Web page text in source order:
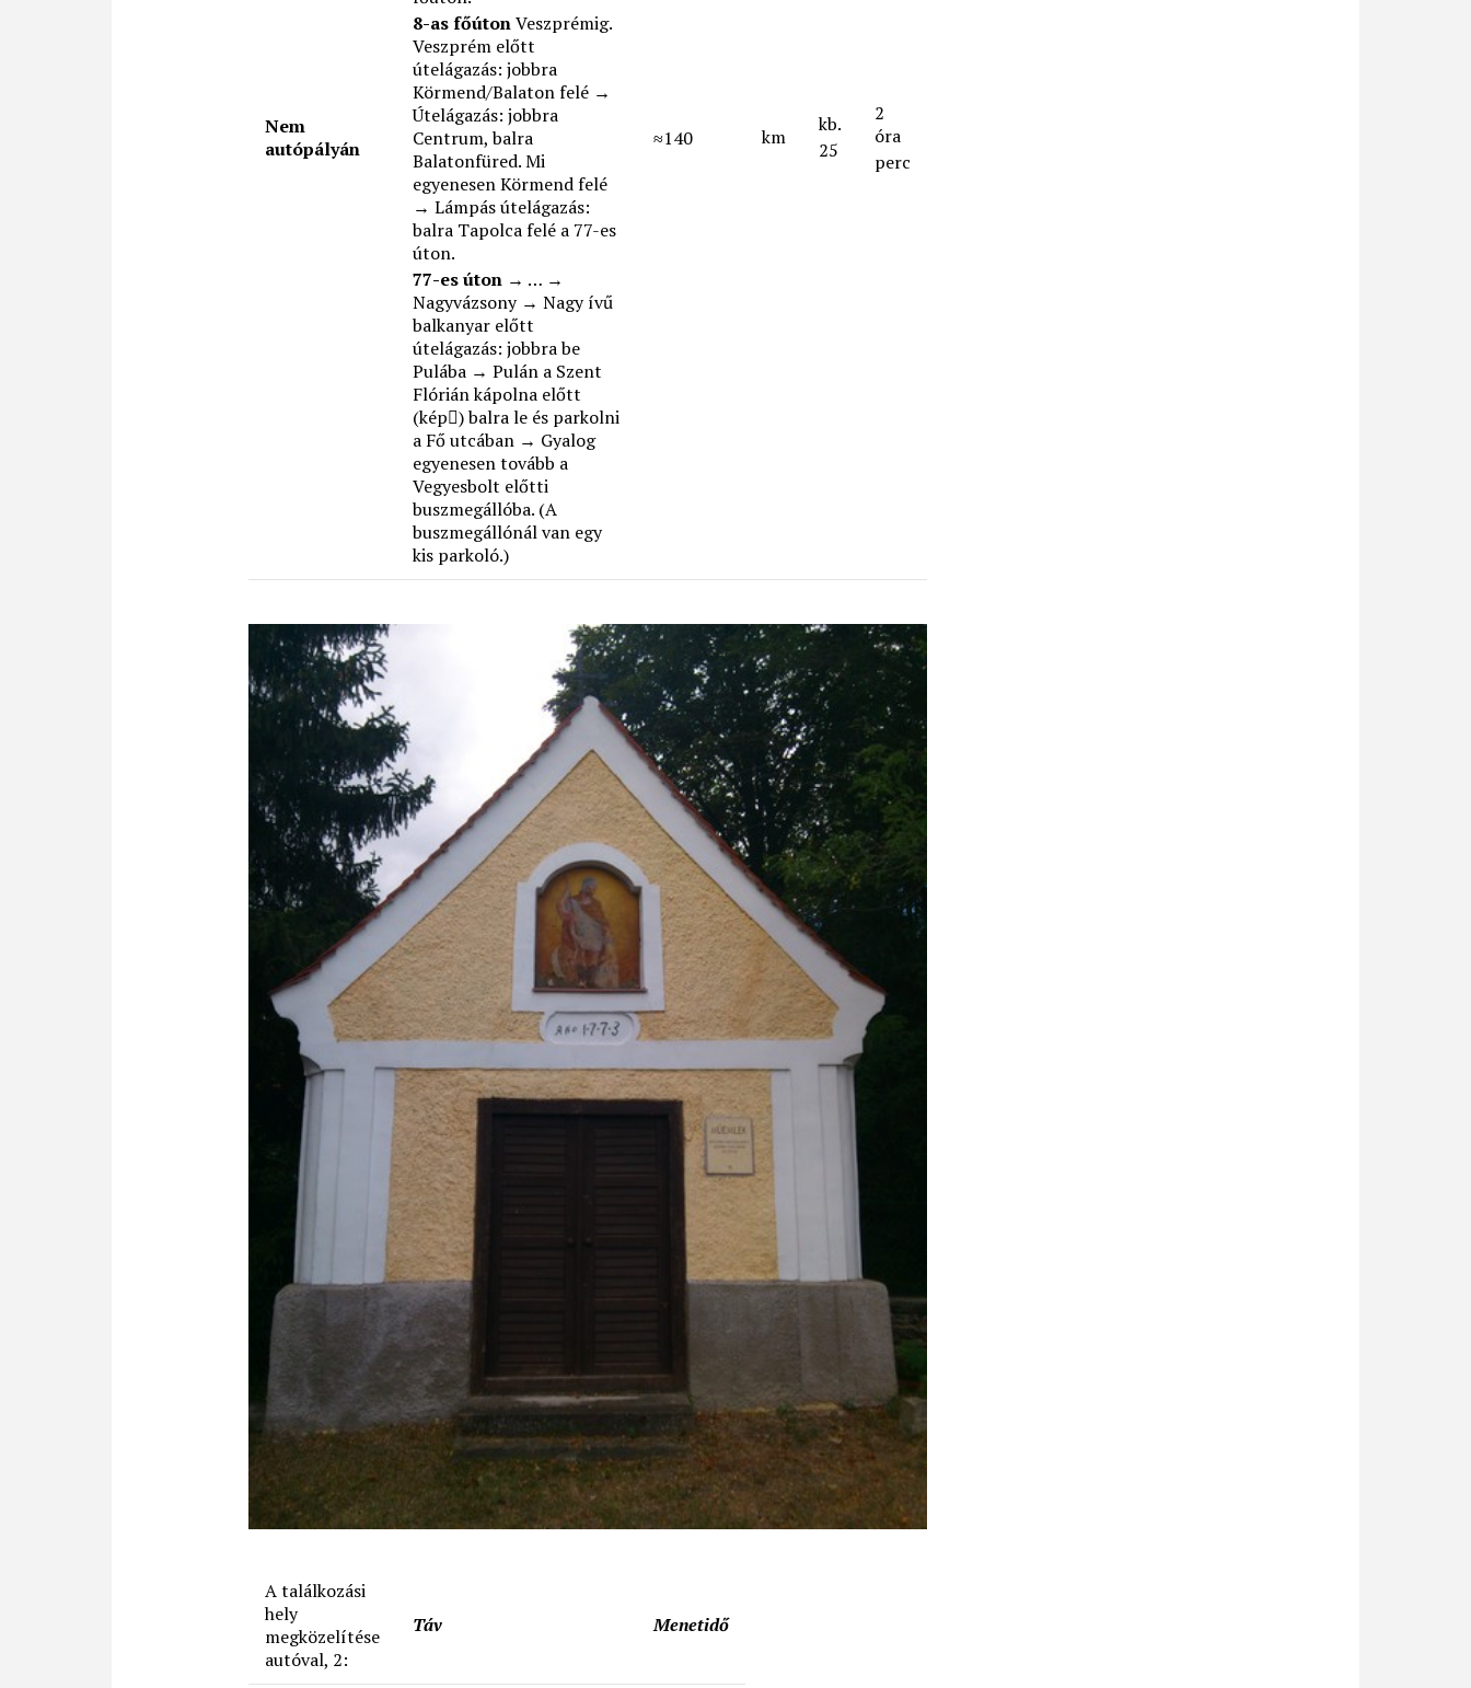
Nem
autópályán
8-as főútonVeszprémig.
Veszprém előtt
útelágazás: jobbra
Körmend/Balaton felé →
Útelágazás: jobbra
Centrum, balra
Balatonfüred. Mi
egyenesen Körmend felé
→ Lámpás útelágazás:
balra Tapolca felé a 77-es
úton.
77-es úton → … →
Nagyvázsony → Nagy ívű
balkanyar előtt
útelágazás: jobbra be
Pulába → Pulán a Szent
Flórián kápolna előtt
(kép) balra le és parkolni
a Fő utcában → Gyalog
egyenesen tovább a
Vegyesbolt előtti
buszmegállóba. (A
buszmegállónál van egy
kis parkoló.)
≈140 km
kb.
25
2
óra
perc
A találkozási
hely
megközelítése
autóval, 2:
Táv Menetidő